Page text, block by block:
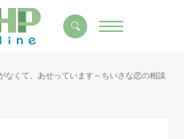
なくて、あせっています～ちいさな恋の相談